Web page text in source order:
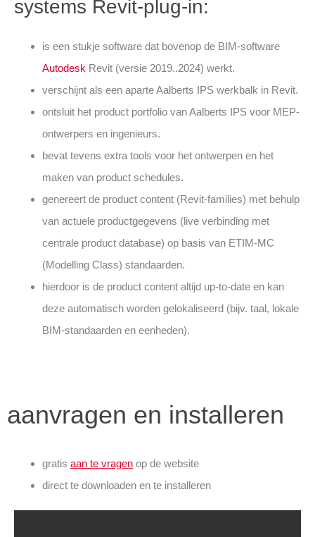
systems Revit-plug-in:
is een stukje software dat bovenop de BIM-software
Autodesk Revit (versie 2019..2024) werkt.
verschijnt als een aparte Aalberts IPS werkbalk in Revit.
ontsluit het product portfolio van Aalberts IPS voor MEP-
ontwerpers en ingenieurs.
bevat tevens extra tools voor het ontwerpen en het
maken van product schedules.
genereert de product content (Revit-families) met behulp
van actuele productgegevens (live verbinding met
centrale product database) op basis van ETIM-MC
(Modelling Class) standaarden.
hierdoor is de product content altijd up-to-date en kan
deze automatisch worden gelokaliseerd (bijv. taal, lokale
BIM-standaarden en eenheden).
aanvragen en installeren
gratis aan te vragen op de website
direct te downloaden en te installeren